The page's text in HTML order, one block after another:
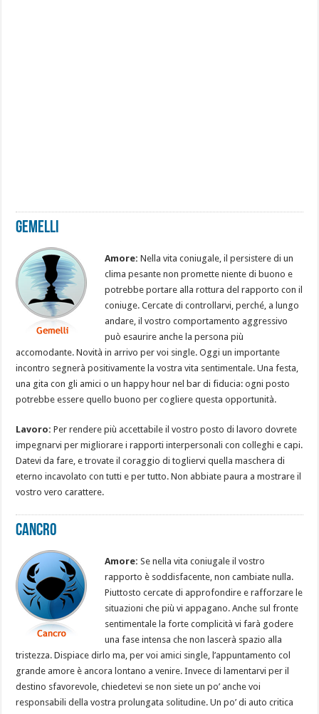
Gemelli
Amore: Nella vita coniugale, il persistere di un
clima pesante non promette niente di buono e
potrebbe portare alla rottura del rapporto con il
coniuge. Cercate di controllarvi, perché, a lungo
andare, il vostro comportamento aggressivo
può esaurire anche la persona più
accomodante. Novità in arrivo per voi single. Oggi un importante
incontro segnerà positivamente la vostra vita sentimentale. Una festa,
una gita con gli amici o un happy hour nel bar di fiducia: ogni posto
potrebbe essere quello buono per cogliere questa opportunità.
Lavoro: Per rendere più accettabile il vostro posto di lavoro dovrete
impegnarvi per migliorare i rapporti interpersonali con colleghi e capi.
Datevi da fare, e trovate il coraggio di togliervi quella maschera di
eterno incavolato con tutti e per tutto. Non abbiate paura a mostrare il
vostro vero carattere.
Cancro
Amore: Se nella vita coniugale il vostro
rapporto è soddisfacente, non cambiate nulla.
Piuttosto cercate di approfondire e rafforzare le
situazioni che più vi appagano. Anche sul fronte
sentimentale la forte complicità vi farà godere
una fase intensa che non lascerà spazio alla
tristezza. Dispiace dirlo ma, per voi amici single, l’appuntamento col
grande amore è ancora lontano a venire. Invece di lamentarvi per il
destino sfavorevole, chiedetevi se non siete un po’ anche voi
responsabili della vostra prolungata solitudine. Un po’ di auto critica